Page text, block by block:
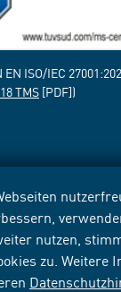
nutzen,
zu. Weitere
ISO/IEC
TMS[PDF])